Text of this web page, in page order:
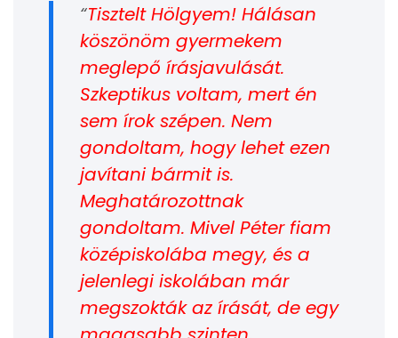
Tisztelt Hölgyem! Hálásan
köszönöm gyermekem
meglepő írásjavulását.
Szkeptikus voltam, mert én
sem írok szépen. Nem
gondoltam, hogy lehet ezen
javítani bármit is.
Meghatározottnak
gondoltam. Mivel Péter fiam
középiskolába megy, és a
jelenlegi iskolában már
megszokták az írását, de egy